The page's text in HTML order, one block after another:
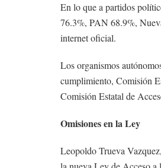
En lo que a partidos
76.3%, PAN 68.9%,
internet oficial.
Los organismos
cumplimiento, Comisión
Comisión Estatal de
Omisiones en la Ley
Leopoldo Trueva